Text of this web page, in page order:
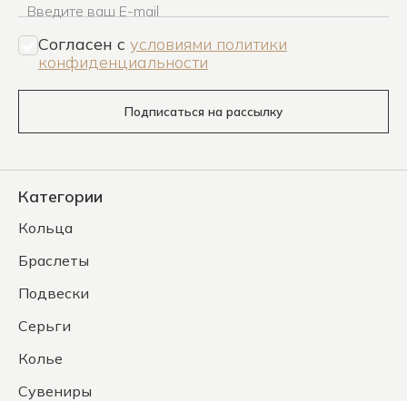
Введите ваш E-mail
Согласен c условиями политики
конфиденциальности
Подписаться на рассылку
Категории
Кольца
Браслеты
Подвески
Серьги
Колье
Сувениры